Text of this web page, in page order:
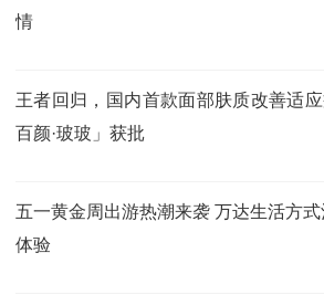
情
王者回归，国内首款面部肤质改善适
百颜·玻玻」获批
五一黄金周出游热潮来袭 万达生活方
体验